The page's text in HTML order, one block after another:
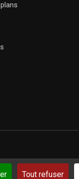
Tout refuser
iSoluce